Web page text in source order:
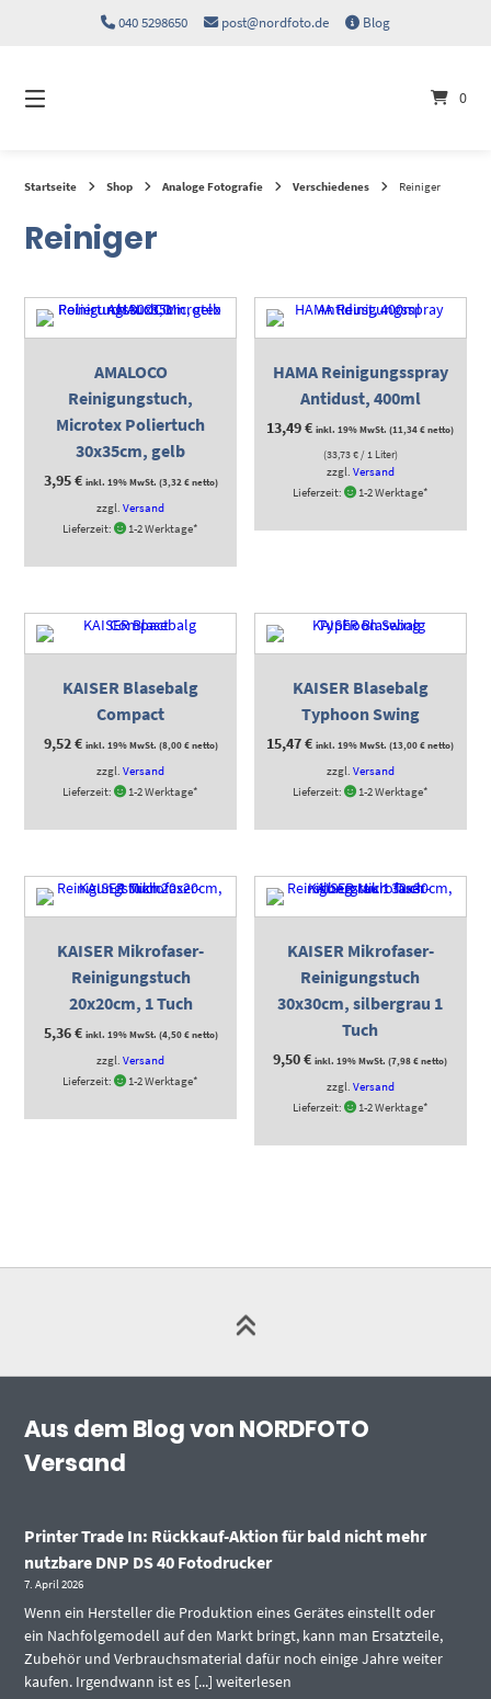
040 5298650 post@nordfoto.de Blog
0
Startseite Shop Analoge Fotografie Verschiedenes Reiniger
Reiniger
AMALOCO
Reinigungstuch,
Microtex Poliertuch
30x35cm, gelb
3,95€ inkl. 19% MwSt. (3,32 €netto)
zzgl.Versand
Lieferzeit:
1-2 Werktage*
HAMA Reinigungsspray
Antidust, 400ml
13,49€ inkl. 19% MwSt. (11,34€netto)
(33,73€/ 1 Liter)
zzgl. Versand
Lieferzeit:
1-2 Werktage*
KAISER Blasebalg
Compact
9,52€ inkl. 19% MwSt. (8,00€netto)
zzgl.Versand
Lieferzeit:
1-2 Werktage*
KAISER Blasebalg
Typhoon Swing
15,47€ inkl. 19% MwSt. (13,00€netto)
zzgl. Versand
Lieferzeit:
1-2 Werktage*
KAISER Mikrofaser-
Reinigungstuch
20x20cm, 1 Tuch
5,36€ inkl. 19% MwSt. (4,50€netto)
zzgl.Versand
Lieferzeit:
1-2 Werktage*
KAISER Mikrofaser-
Reinigungstuch
30x30cm, silbergrau 1
Tuch
9,50€ inkl. 19% MwSt. (7,98€netto)
zzgl. Versand
Lieferzeit:
1-2 Werktage*
Aus dem Blog von NORDFOTO
Versand
Printer Trade In: Rückkauf-Aktion für bald nicht mehr
nutzbare DNP DS 40 Fotodrucker
7. April 2026
Wenn ein Hersteller die Produktion eines Gerätes einstellt oder
ein Nachfolgemodell auf den Markt bringt, kann man Ersatzteile,
Zubehör und Verbrauchsmaterial dafür noch einige Jahre weiter
kaufen. Irgendwann ist es [...]weiterlesen